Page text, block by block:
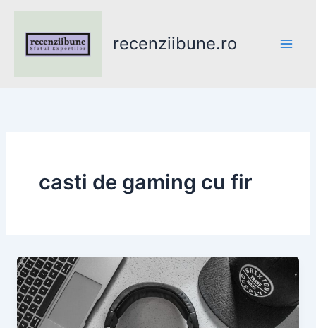
content
recenziibune.ro
casti de gaming cu fir